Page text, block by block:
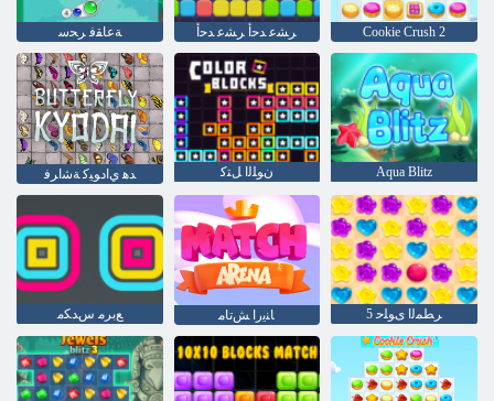
ﺔﻋﺎﻘﻓ ﺮﺤﺳ ﺮﺸﻋ ﺪﺣﺃ ﺮﺸﻋ ﺪﺣﺃ Cookie Crush 2
ﺪﻫ ﻱﺍﺩﻮﻴﻛ ﺔﺷﺍﺮﻓ ﻥﻮﻠﻟﺍ ﻞﺘﻛ Aqua Blitz
ﻊﺑﺮﻣ ﺱﺪﻜﻣ ﺎﻨﻳﺭﺍ ﺶﺗﺎﻣ 5 ﺮﻄﻤﻟﺍ ﻯﻮﻠﺣ